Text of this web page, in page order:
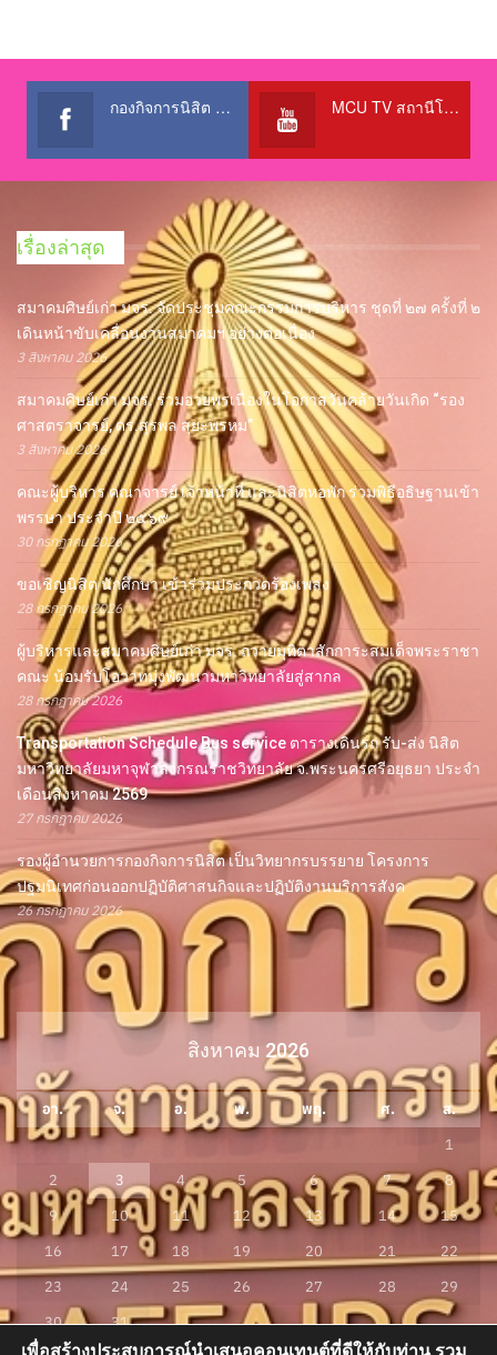
กองกิจการนิสิต สำนักงานอธิการบดี MCU TV สถานีโทรทัศน์เพื่อการศึกษา @OfficialTBCChannel
เรื่องล่าสุด
สมาคมศิษย์เก่า มจร. จัดประชุมคณะกรรมการบริหาร ชุดที่ ๒๗ ครั้งที่ ๒
เดินหน้าขับเคลื่อนงานสมาคมฯ อย่างต่อเนื่อง
3 สิงหาคม 2026
สมาคมศิษย์เก่า มจร. ร่วมอวยพรเนื่องในโอกาสวันคล้ายวันเกิด “รอง
ศาสตราจารย์, ดร.สุรพล สุยะพรหม”
3 สิงหาคม 2026
คณะผู้บริหาร คณาจารย์ เจ้าหน้าที่ และนิสิตหอพัก ร่วมพิธีอธิษฐานเข้า
พรรษา ประจำปี ๒๕๖๙
30 กรกฎาคม 2026
ขอเชิญนิสิต นักศึกษา เข้าร่วมประกวดร้องเพลง
28 กรกฎาคม 2026
ผู้บริหารและสมาคมศิษย์เก่า มจร. ถวายมุทิตาสักการะสมเด็จพระราชา
คณะ น้อมรับโอวาทมุ่งพัฒนามหาวิทยาลัยสู่สากล
28 กรกฎาคม 2026
Transportation Schedule Bus service ตารางเดินรถ รับ-ส่ง นิสิต
มหาวิทยาลัยมหาจุฬาลงกรณราชวิทยาลัย จ.พระนครศรีอยุธยา ประจำ
เดือนสิงหาคม 2569
27 กรกฎาคม 2026
รองผู้อำนวยการกองกิจการนิสิต เป็นวิทยากรบรรยาย โครงการ
ปฐมนิเทศก่อนออกปฏิบัติศาสนกิจและปฏิบัติงานบริการสังค
26 กรกฎาคม 2026
สิงหาคม 2026
อา. จ. อ. พ. พฤ. ศ.
ส.
1
2
3 4 5 6 7
8
9
10 11 12 13 14
15
16
17 18 19 20 21
22
23
24 25 26 27 28
29
30
31